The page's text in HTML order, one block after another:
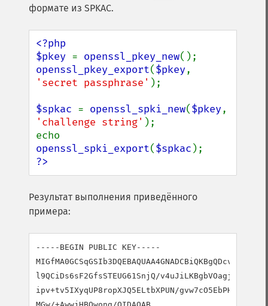
формате из SPKAC.
<?php
$pkey = openssl_pkey_new
openssl_pkey_export($pkey
'secret passphrase' );
$spkac = openssl_spki_new($pkey
'challenge string' );
openssl_spki_export($spkac
?>
Результат выполнения приведённого
примера:
-----BEGIN PUBLIC KEY-----
l9QCiDs6sF2GfsSTEUG61SnjQ/
ipv+tv5IXyqUP8ropXJQ5ELtbXPUN/gvw7cO5EbPHr/